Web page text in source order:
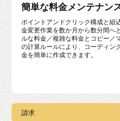
簡単な料金メンテナン
ポイントアンドクリック構成と組
金変更作業を数か月から数分間へ
ルな料金／複雑な料金とコピー／
の計算ルールにより、コーディン
金を簡単に作成できます。
請求